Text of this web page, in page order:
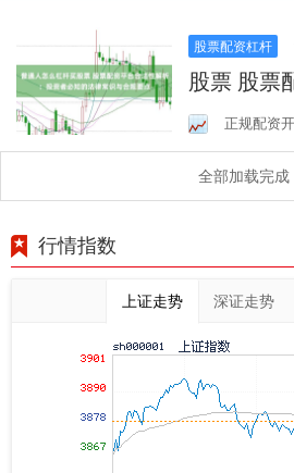
股票配资杠杆
股票 股票
析：投资
与合规要
正规配资
全部加载完成
行情指数
上证走势 深证走势